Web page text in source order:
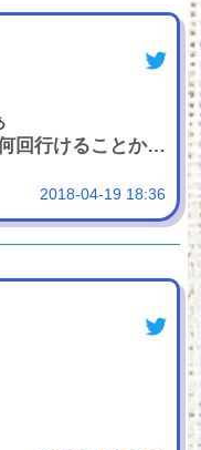
回行けることか…
2018-04-19 18:36